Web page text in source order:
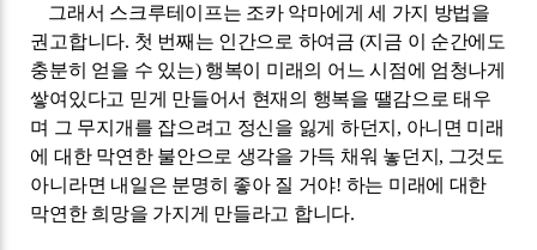
그래서 스크루테이프는 조카 악마에게 세 가지 방법을
권고합니다. 첫 번째는 인간으로 하여금 (지금 이 순간에도
충분히 얻을 수 있는) 행복이 미래의 어느 시점에 엄청나게
쌓여있다고 믿게 만들어서 현재의 행복을 땔감으로 태우
며 그 무지개를 잡으려고 정신을 잃게 하던지 , 아니면 미래
에 대한 막연한 불안으로 생각을 가득 채워 놓던지 , 그것도
아니라면 내일은 분명히 좋아 질 거야! 하는 미래에 대한
막연한 희망을 가지게 만들라고 합니다.